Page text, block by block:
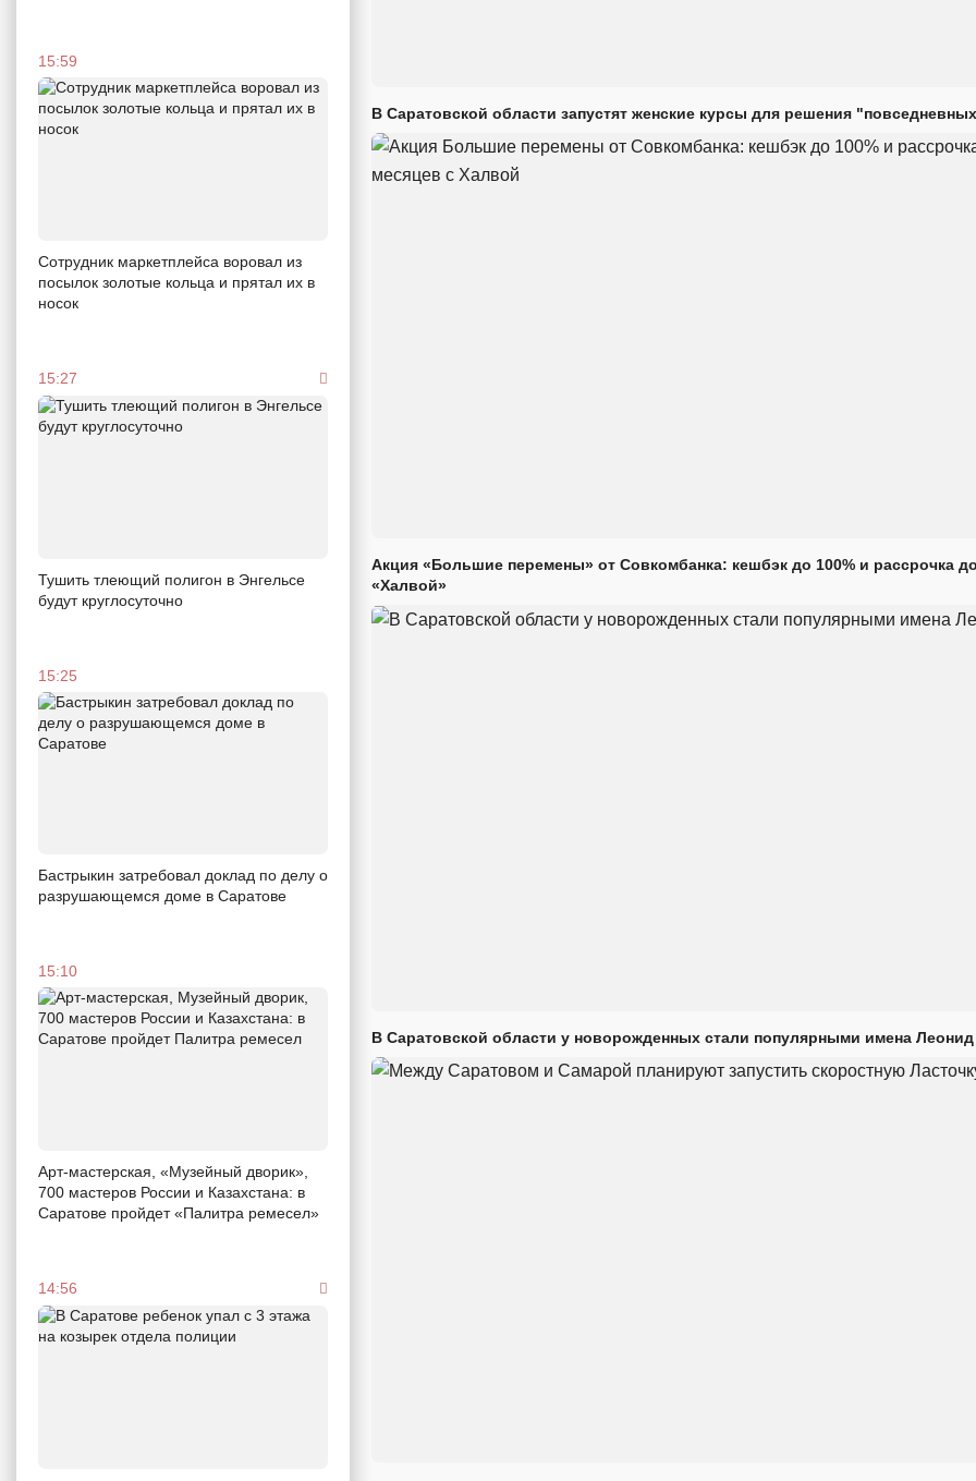
15:59
Сотрудник маркетплейса воровал из
посылок золотые кольца и прятал их в
носок
15:27
Тушить тлеющий полигон в Энгельсе
будут круглосуточно
15:25
Бастрыкин затребовал доклад по делу о
разрушающемся доме в Саратове
15:10
Арт-мастерская, «Музейный дворик»,
700 мастеров России и Казахстана: в
Саратове пройдет «Палитра ремесел»
14:56
В Саратовской области запустят женские курсы для решения
Акция «Большие перемены» от Совкомбанка: кешбэк до 100% и рассрочка
«Халвой»
В Саратовской области у новорожденных стали популярными имена